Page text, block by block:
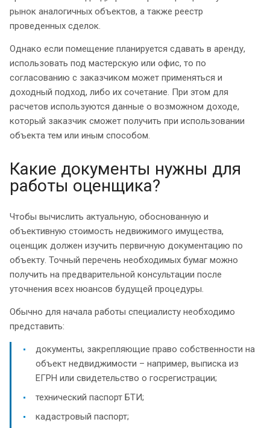
рынок аналогичных объектов, а также реестр
проведенных сделок.
Однако если помещение планируется сдавать в аренду,
использовать под мастерскую или офис, то по
согласованию с заказчиком может применяться и
доходный подход, либо их сочетание. При этом для
расчетов используются данные о возможном доходе,
который заказчик сможет получить при использовании
объекта тем или иным способом.
Какие документы нужны для
работы оценщика?
Чтобы вычислить актуальную, обоснованную и
объективную стоимость недвижимого имущества,
оценщик должен изучить первичную документацию по
объекту. Точный перечень необходимых бумаг можно
получить на предварительной консультации после
уточнения всех нюансов будущей процедуры.
Обычно для начала работы специалисту необходимо
представить:
документы, закрепляющие право собственности на
объект недвиджимости – например, выписка из
ЕГРН или свидетельство о госрегистрации;
технический паспорт БТИ;
кадастровый паспорт;